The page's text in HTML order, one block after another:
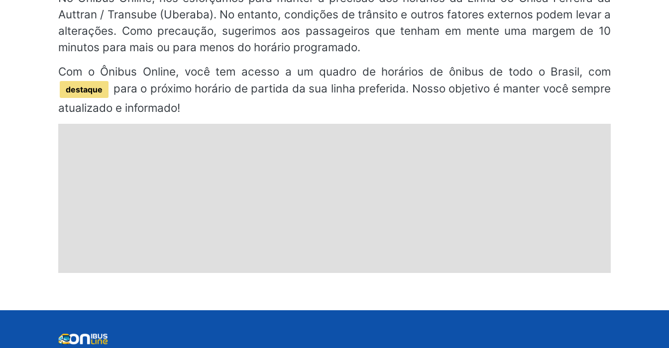
Auttran / Transube (Uberaba). No entanto, condições de trânsito e outros fatores externos podem levar a
alterações. Como precaução, sugerimos aos passageiros que tenham em mente uma margem de 10
minutos para mais ou para menos do horário programado.
Com o Ônibus Online, você tem acesso a um quadro de horários de ônibus de todo o Brasil, com
destaque
para o próximo horário de partida da sua linha preferida. Nosso objetivo é manter você sempre
atualizado e informado!